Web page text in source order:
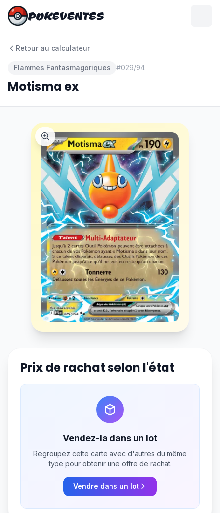
POKEVENTES
POKEVENTES
Retour au calculateur
Flammes Fantasmagoriques #029/94
Motisma ex
Prix de rachat selon l'état
Vendez-la dans un lot
Regroupez cette carte avec d'autres du même
type pour obtenir une offre de rachat.
Vendre dans un lot